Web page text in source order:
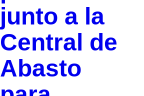
junto a la
Central de
Abasto